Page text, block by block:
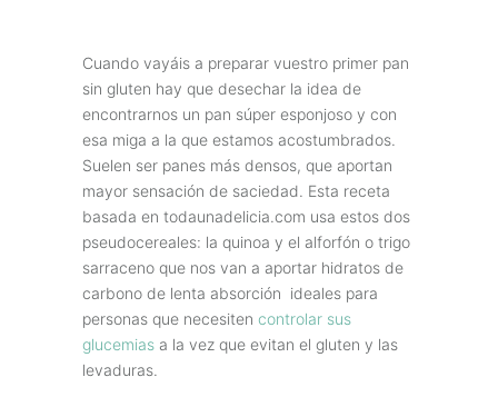
Cuando vayáis a preparar vuestro primer pan
sin gluten hay que desechar la idea de
encontrarnos un pan súper esponjoso y con
esa miga a la que estamos acostumbrados.
Suelen ser panes más densos, que aportan
mayor sensación de saciedad. Esta receta
basada en todaunadelicia.com usa estos dos
pseudocereales: la quinoa y el alforfón o trigo
sarraceno que nos van a aportar hidratos de
carbono de lenta absorción ideales para
personas que necesiten controlar sus
glucemias a la vez que evitan el gluten y las
levaduras.